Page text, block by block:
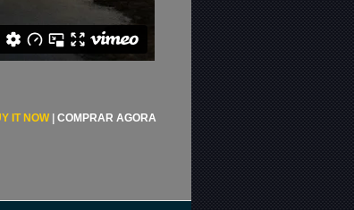
IT NOW| COMPRAR AGORA